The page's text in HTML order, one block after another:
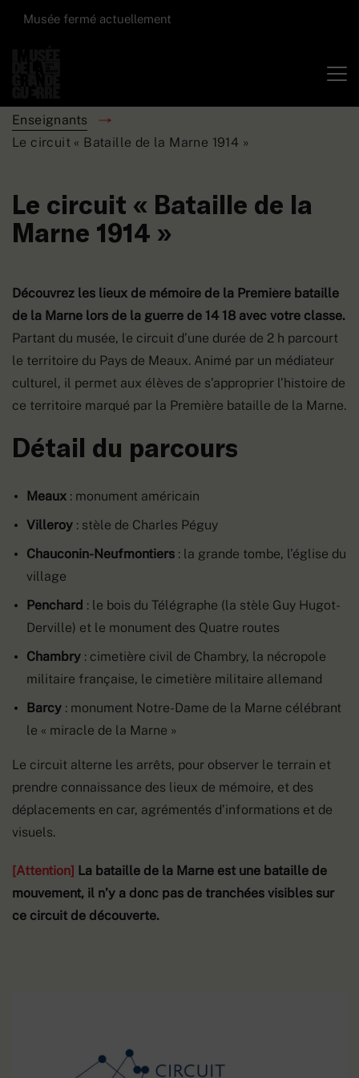
Musée fermé actuellement
Enseignants
Le circuit « Bataille de la Marne 1914 »
Le circuit « Bataille de la
Marne 1914 »
Découvrez les lieux de mémoire de la Première bataille
de la Marne lors de la guerre de 14 18 avec votre classe.
Partant du musée, le circuit d’une durée de 2 h parcourt
le territoire du Pays de Meaux. Animé par un médiateur
culturel, il permet aux élèves de s’approprier l’histoire de
ce territoire marqué par la Première bataille de la Marne.
Détail du parcours
Meaux : monument américain
Villeroy : stèle de Charles Péguy
Chauconin-Neufmontiers : la grande tombe, l’église du
village
Penchard : le bois du Télégraphe (la stèle Guy Hugot-
Derville) et le monument des Quatre routes
Chambry : cimetière civil de Chambry, la nécropole
militaire française, le cimetière militaire allemand
Barcy : monument Notre-Dame de la Marne célébrant
le « miracle de la Marne »
Le circuit alterne les arrêts, pour observer le terrain et
prendre connaissance des lieux de mémoire, et des
déplacements en car, agrémentés d’informations et de
visuels.
[Attention] La bataille de la Marne est une bataille de
mouvement, il n’y a donc pas de tranchées visibles sur
ce circuit de découverte.